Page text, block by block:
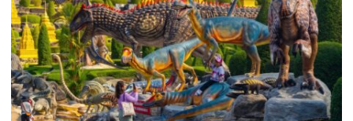
ภาวะ
ดี
ด้วย
จุลินทรีย์”
(
Healthy
school)